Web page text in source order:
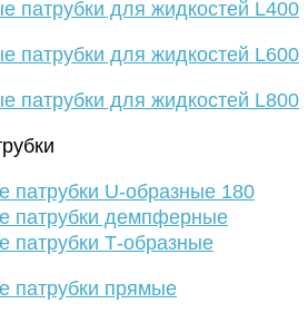
патрубки для жидкостей L400
патрубки для жидкостей L600
патрубки для жидкостей L800
патрубки U-образные 180
патрубки демпферные
патрубки Т-образные
патрубки прямые